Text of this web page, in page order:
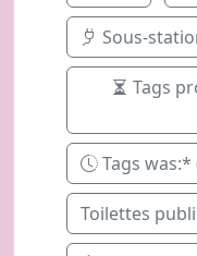
Sous-
Tags
Tags
Toilettes